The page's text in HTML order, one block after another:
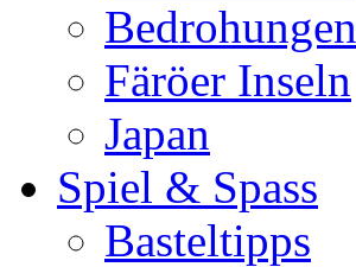
Bedrohungen
Färöer Inseln
Japan
Spiel & Spass
Basteltipps